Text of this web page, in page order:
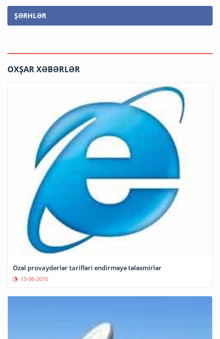
ŞƏRHLƏR
OXŞAR XƏBƏRLƏR
Özəl provayderlər tarifləri endirməyə tələsmirlər
13-06-2010